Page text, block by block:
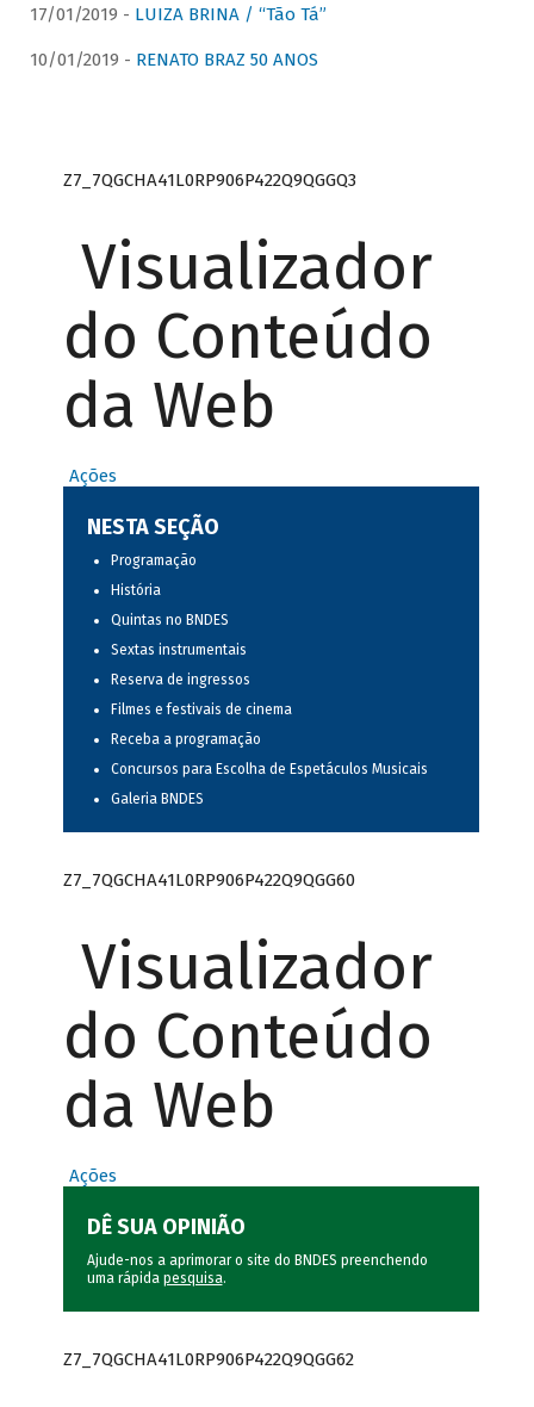
17/01/2019 - LUIZA BRINA / “Tão Tá”
10/01/2019 - RENATO BRAZ 50 ANOS
Z7_7QGCHA41L0RP906P422Q9QGGQ3
Visualizador
do Conteúdo
da Web
Ações
NESTA SEÇÃO
Programação
História
Quintas no BNDES
Sextas instrumentais
Reserva de ingressos
Filmes e festivais de cinema
Receba a programação
Concursos para Escolha de Espetáculos Musicais
Galeria BNDES
Z7_7QGCHA41L0RP906P422Q9QGG60
Visualizador
do Conteúdo
da Web
Ações
DÊ SUA OPINIÃO
Ajude-nos a aprimorar o site do BNDES preenchendo
uma rápida pesquisa.
Z7_7QGCHA41L0RP906P422Q9QGG62